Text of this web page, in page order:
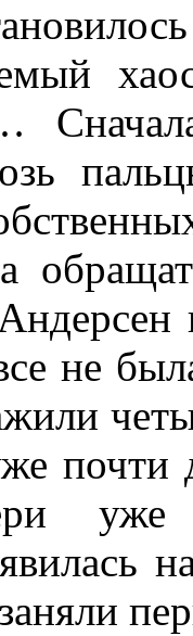
не
почти
уже